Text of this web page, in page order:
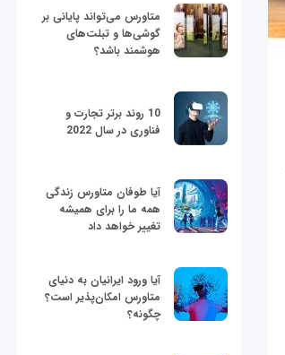
متاورس می‌تواند پایانی بر
گوشی‌ها و تبلت‌های
هوشمند باشد؟
10 روند برتر تجارت و
فناوری در سال 2022
آیا طوفان متاورس زندگی
همه ما را برای همیشه
تغییر خواهد داد
آیا ورود ایرانیان به دنیای
متاورس امکان‌پذیر است؟
چگونه؟